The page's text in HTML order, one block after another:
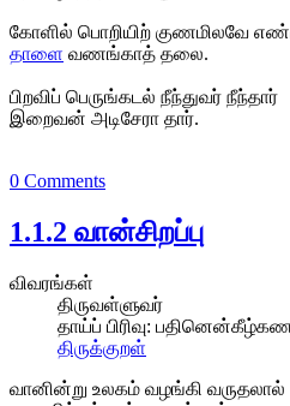
கோளில் பொறியிற் குணமிலவே
தாளை வணங்காத் தலை.
பிறவிப் பெருங்கடல் நீந்துவர் நீந்தார்
இறைவன் அடிசேரா தார்.
0 Comments
1.1.2 வான்சிறப்பு
விவரங்கள்
திருவள்ளுவர்
தாய்ப் பிரிவு:
திருக்குறள்
வானின்று உலகம் வழங்கி வருதலால்